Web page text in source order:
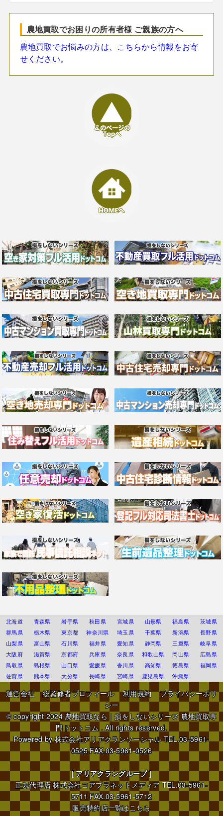
農地買取でお困りの所有者様 ご親族の方へ
農地買取でお悩みの方は、こちらから情報をお寄
せください。
北海道 青森県 岩手県 秋田県 宮城県 山形県 福島県
茨城県
群馬県
栃木県 東京都 神奈川県 埼玉県 千葉県 新潟県
長野県
山梨県
富山県 石川県 福井県 愛知県 静岡県 三重県
岐阜県
大阪府
滋賀県 京都府 兵庫県 奈良県 和歌山県 岡山県
広島県
鳥取県
島根県 山口県 愛媛県 香川県 高知県 徳島県
福岡県
佐賀県
熊本県 大分県 長崎県 宮崎県 鹿児島県 沖縄県
運営会社 総監修者プロフィール 利用規約
プライバシーポリ
シー
© copyright 2024農地買取なら｜損をしないシリーズ 農地買取専
門ドットコム . All rights reserved.
Powered by株式会社アリアクランソーシャルTEL.03-5961-
0525 FAX.03-5961-0526
[アリアクラングループ]
正規代理店株式会社コアプラネットメディア TEL.03-5961-
5711 FAX.03-5961-5712
販売特約店一覧はこちら